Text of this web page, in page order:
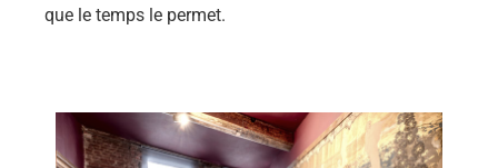
que le temps le permet.